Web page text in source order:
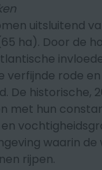
uitsluitend
ha). Door de
verfijnde rode
De historische,
met hun
waarin de
rijpen.